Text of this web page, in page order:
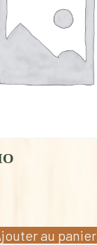
au panier